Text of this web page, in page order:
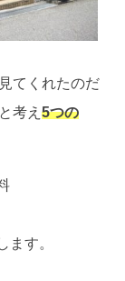
てくれたのだ
考え 5つの
ます。